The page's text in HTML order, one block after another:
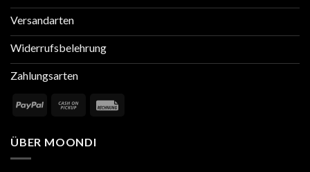
Versandarten
Widerrufsbelehrung
Zahlungsarten
ÜBER MOONDI